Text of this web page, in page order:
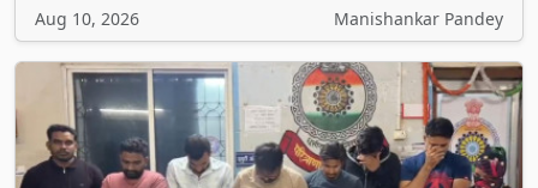
Aug 10, 2026 Manishankar Pandey